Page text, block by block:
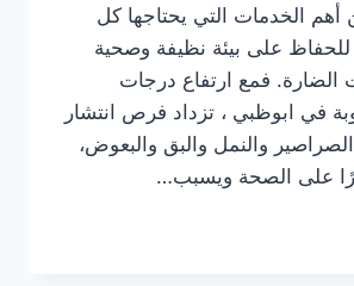
الخدمات التي يحتاجها كل
على بيئة نظيفة وصحية
الضارة. فمع ارتفاع درجات
في ابوظبي ، تزداد فرص انتشار
والنمل والبق والبعوض،
على الصحة ويسبب…